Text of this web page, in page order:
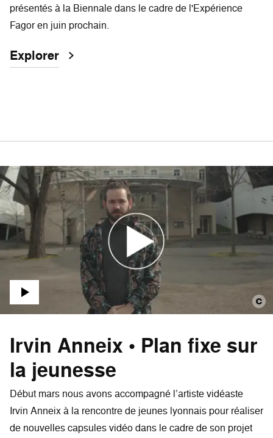
présentés à la Biennale dans le cadre de l'Expérience
Fagor en juin prochain.
Explorer
Irvin Anneix • Plan fixe sur
la jeunesse
Début mars nous avons accompagné l’artiste vidéaste
Irvin Anneix à la rencontre de jeunes lyonnais pour réaliser
de nouvelles capsules vidéo dans le cadre de son projet